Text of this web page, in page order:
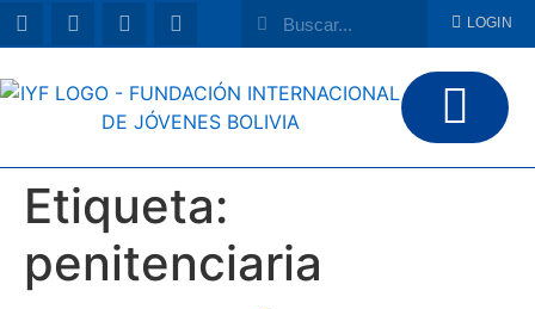
LOGIN
Etiqueta:
penitenciaria